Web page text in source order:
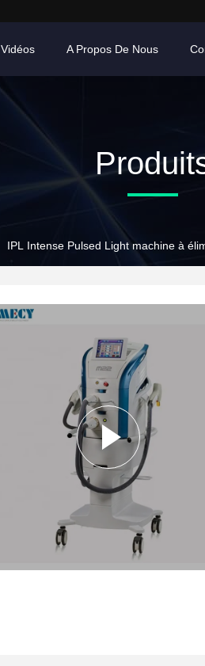
Vidéos A Propos De Nous
IPL Intense Pulsed Light machine à